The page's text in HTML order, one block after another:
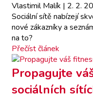
Vlastimil Malík | 2. 2.
Sociální sítě nabízejí
nové zákazníky a
na to?
Přečíst článek
Propagujte
sociálních